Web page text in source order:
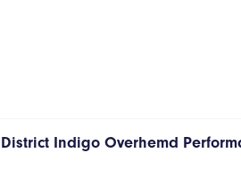
District Indigo Overhemd